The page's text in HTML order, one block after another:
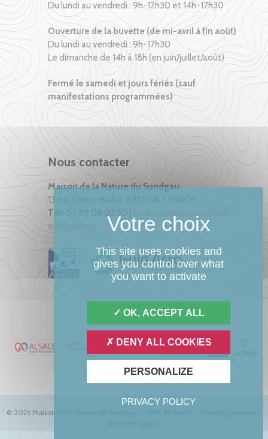
Du lundi au vendredi : 9h-12h30 et 14h-17h30
Ouverture de la buvette (de mi-avril à fin août)
Du lundi au vendredi : 9h-17h30
Le dimanche de 14h à 18h (en juin/juillet/août)
Fermé le samedi et jours fériés (sauf
manifestations programmées)
Nous contacter
Maison de la Nature du Sundgau
13 rue Sainte Barbe, 68210 ALTENACH
Tél : 03 89 08 07 50 |
sundgau.org
© 2026 Maison de la Nature du Sundgau - CINE Altenach -
This site uses cookies and
gives you control over what
you want to activate
OK, ACCEPT ALL
DENY ALL COOKIES
PERSONALIZE
PRIVACY POLICY